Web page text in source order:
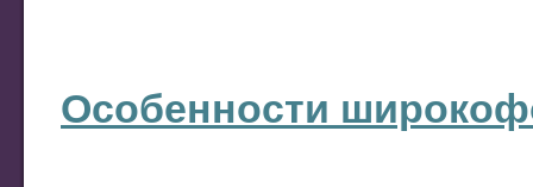
Особенности